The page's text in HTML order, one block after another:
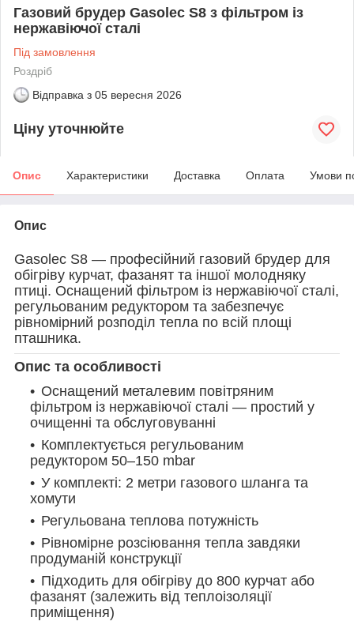
Газовий брудер Gasolec S8 з фільтром із
нержавіючої сталі
Під замовлення
Роздріб
Відправка з 05 вересня 2026
Ціну уточнюйте
Опис Характеристики Доставка Оплата Умови
Опис
Gasolec S8 — професійний газовий брудер для
обігріву курчат, фазанят та іншої молодняку
птиці. Оснащений фільтром із нержавіючої сталі,
регульованим редуктором та забезпечує
рівномірний розподіл тепла по всій площі
пташника.
Опис та особливості
Оснащений металевим повітряним
фільтром із нержавіючої сталі — простий у
очищенні та обслуговуванні
Комплектується регульованим
редуктором 50–150 mbar
У комплекті: 2 метри газового шланга та
хомути
Регульована теплова потужність
Рівномірне розсіювання тепла завдяки
продуманій конструкції
Підходить для обігріву до 800 курчат або
фазанят (залежить від теплоізоляції
приміщення)